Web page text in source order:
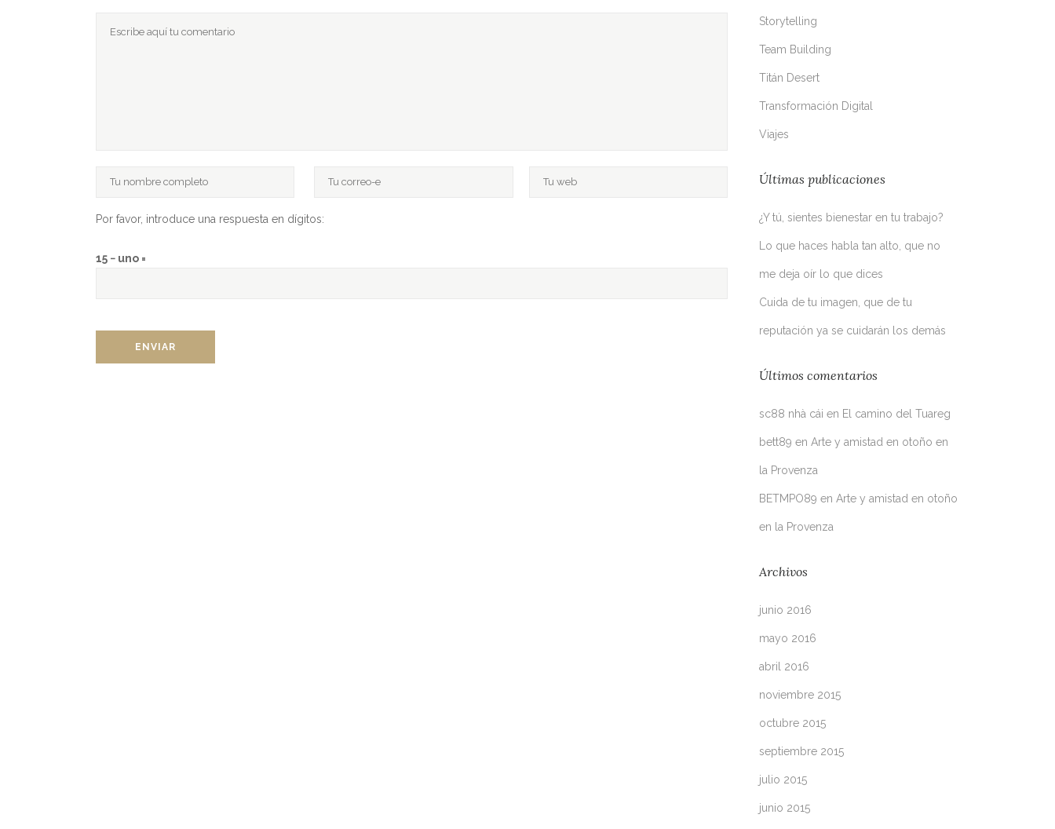
Por favor, introduce una respuesta en dígitos:
15 − uno =
Storytelling
Team Building
Titán Desert
Transformación Digital
Viajes
Últimas publicaciones
¿Y tú, sientes bienestar en tu trabajo?
Lo que haces habla tan alto, que no
me deja oír lo que dices
Cuida de tu imagen, que de tu
reputación ya se cuidarán los demás
Últimos comentarios
sc88 nhà cái en El camino del Tuareg
bett89 en Arte y amistad en otoño en
la Provenza
BETMPO89 en Arte y amistad en otoño
en la Provenza
Archivos
junio 2016
mayo 2016
abril 2016
noviembre 2015
octubre 2015
septiembre 2015
julio 2015
junio 2015